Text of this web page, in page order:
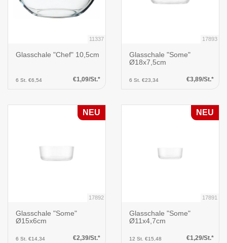
11337
Glasschale "Chef" 10,5cm
6 St. €6,54 €1,09/St.*
17893
Glasschale "Some"
Ø18x7,5cm
6 St. €23,34 €3,89/St.*
17892
Glasschale "Some"
Ø15x6cm
6 St. €14,34 €2,39/St.*
NEU
17891
Glasschale "Some"
Ø11x4,7cm
12 St. €15,48 €1,29/St.*
NEU